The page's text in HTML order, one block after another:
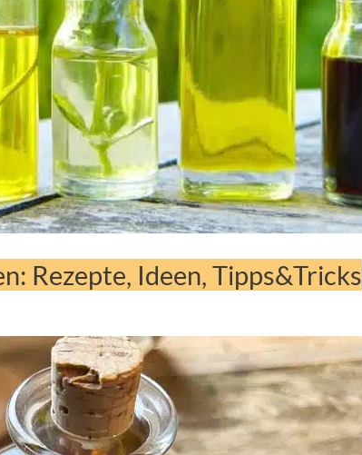
Rezepte, Ideen, Tipps&Tricks